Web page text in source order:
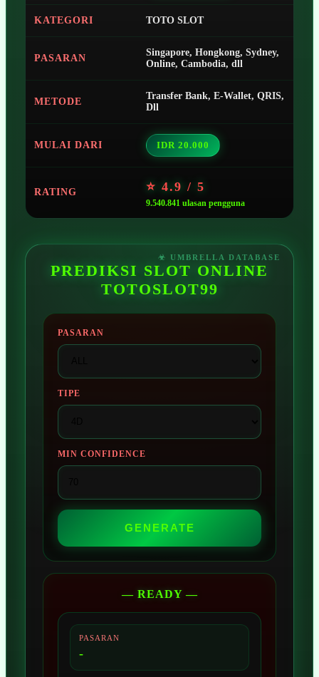
KATEGORI TOTO SLOT
PASARAN
Singapore, Hongkong, Sydney,
Online, Cambodia, dll
METODE
Transfer Bank, E-Wallet, QRIS,
Dll
MULAI DARI IDR 20.000
RATING ⭐ 4.9 / 5
9.540.841 ulasan pengguna
PREDIKSI SLOT ONLINE
TOTOSLOT99
PASARAN
TIPE
MIN CONFIDENCE
GENERATE
— READY —
PASARAN
-